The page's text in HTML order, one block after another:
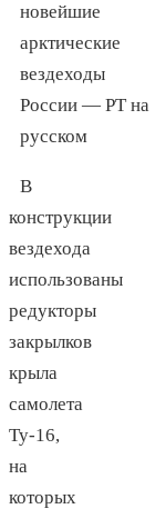
В
конструкции
вездехода
использованы
редукторы
закрылков
крыла
самолета
Ту-16,
на
которых